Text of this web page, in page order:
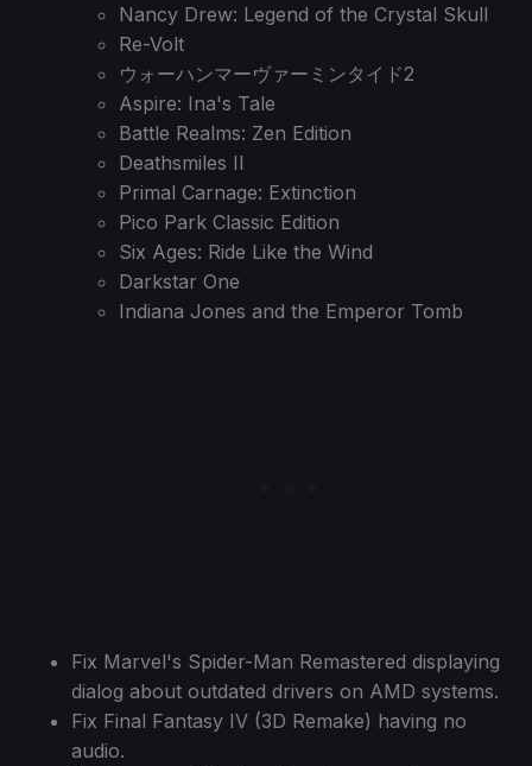
Nancy Drew: Legend of the Crystal Skull
Re-Volt
ウォーハンマーヴァーミンタイド2
Aspire: Ina's Tale
Battle Realms: Zen Edition
Deathsmiles II
Primal Carnage: Extinction
Pico Park Classic Edition
Six Ages: Ride Like the Wind
Darkstar One
Indiana Jones and the Emperor Tomb
Fix Marvel's Spider-Man Remastered displaying
dialog about outdated drivers on AMD systems.
Fix Final Fantasy IV (3D Remake) having no
audio.